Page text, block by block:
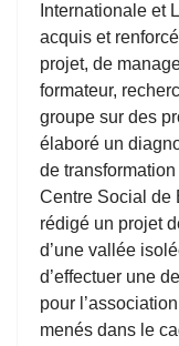
Internationale et
acquis et
projet, de
formateur,
groupe sur des
élaboré un
de
Centre Social de
rédigé un projet
d’une vallée
d’effectuer une
pour
menés dans le